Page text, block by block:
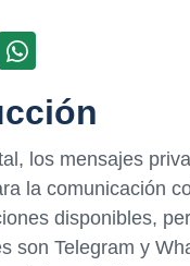
los mensajes
la comunicación
disponibles,
son Telegram y